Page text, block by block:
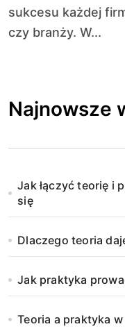
sukcesu każdej
czy branży. W...
Najnowsze
Jak łączyć teorię i
się
Dlaczego teoria
Jak praktyka
Teoria a praktyka